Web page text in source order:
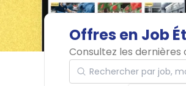
Offres en Job
Consultez les
Rechercher par job,